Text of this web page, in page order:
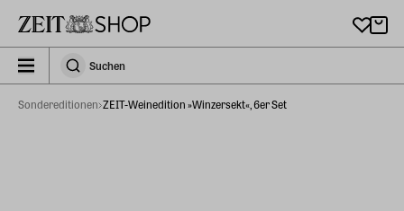
zeit_storefront.components.search.collapsed
SuchenSuchen
Sondereditionen ZEIT-Weinedition »Winzersekt«, 6er Set